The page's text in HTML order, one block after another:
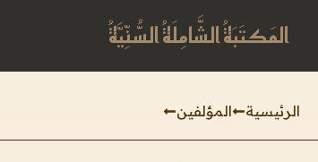
المَكتَبَةُ الشَّامِلَةُ السُّنِّيَّةُ
الرئيسية المؤلفين